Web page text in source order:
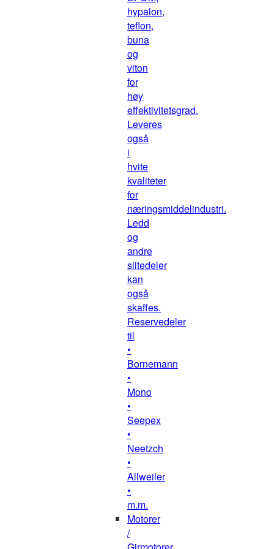
hypalon,
teflon,
buna
og
viton
for
høy
effektivitetsgrad.
Leveres
også
i
hvite
kvaliteter
for
næringsmiddelindustri.
Ledd
og
andre
slitedeler
kan
også
skaffes.
Reservedeler
til
•
Bornemann
•
Mono
•
Seepex
•
Neetzch
•
Allweiler
•
m.m.
Motorer
/